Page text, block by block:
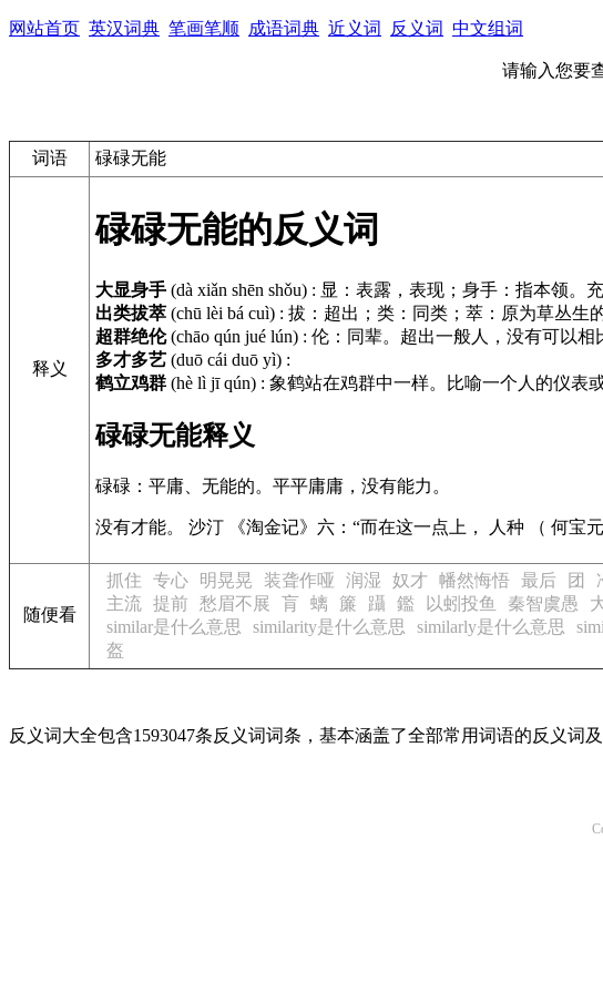
网站首页 英汉词典 笔画笔顺 成语词典 近义词 反义词 中文组词
请输入您要
词语 碌碌无能
释义
碌碌无能的反义词
大显身手 (dà xiǎn shēn shǒu) : 显：表露，表现；身手：指本领。
出类拔萃 (chū lèi bá cuì) : 拔：超出；类：同类；萃：原为草丛生
超群绝伦 (chāo qún jué lún) : 伦：同辈。超出一般人，没有可以相
多才多艺 (duō cái duō yì) :
鹤立鸡群 (hè lì jī qún) : 象鹤站在鸡群中一样。比喻一个人的仪表
碌碌无能释义
碌碌：平庸、无能的。平平庸庸，没有能力。
没有才能。 沙汀 《淘金记》 六：“而在这一点上， 人种 （ 何宝
随便看
抓住 专心 明晃晃 装聋作哑 润湿 奴才 幡然悔悟 最后 团
主流 提前 愁眉不展 肓 螭 簾 躡 鑑 以蚓投鱼 秦智虞愚
similar是什么意思
similarity是什么意思 similarly是什么意思
盔
反义词大全包含1593047条反义词词条，基本涵盖了全部常用词语的反义词